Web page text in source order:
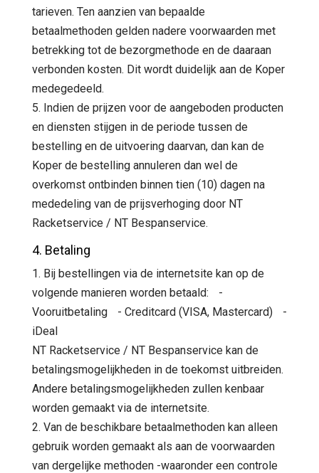
tarieven. Ten aanzien van bepaalde
betaalmethoden gelden nadere voorwaarden met
betrekking tot de bezorgmethode en de daaraan
verbonden kosten. Dit wordt duidelijk aan de Koper
medegedeeld.
5. Indien de prijzen voor de aangeboden producten
en diensten stijgen in de periode tussen de
bestelling en de uitvoering daarvan, dan kan de
Koper de bestelling annuleren dan wel de
overkomst ontbinden binnen tien (10) dagen na
mededeling van de prijsverhoging door NT
Racketservice / NT Bespanservice.
4. Betaling
1. Bij bestellingen via de internetsite kan op de
volgende manieren worden betaald: -
Vooruitbetaling - Creditcard (VISA, Mastercard) -
iDeal
NT Racketservice / NT Bespanservice kan de
betalingsmogelijkheden in de toekomst uitbreiden.
Andere betalingsmogelijkheden zullen kenbaar
worden gemaakt via de internetsite.
2. Van de beschikbare betaalmethoden kan alleen
gebruik worden gemaakt als aan de voorwaarden
van dergelijke methoden -waaronder een controle